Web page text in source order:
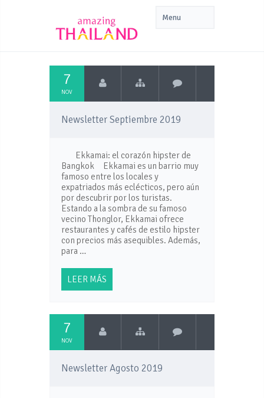
7
NOV
Newsletter Septiembre 2019
Ekkamai: el corazón hipster de
Bangkok Ekkamai es un barrio muy
famoso entre los locales y
expatriados más eclécticos, pero aún
por descubrir por los turistas.
Estando a la sombra de su famoso
vecino Thonglor, Ekkamai ofrece
restaurantes y cafés de estilo hipster
con precios más asequibles. Además,
para …
LEER MÁS
7
NOV
Newsletter Agosto 2019